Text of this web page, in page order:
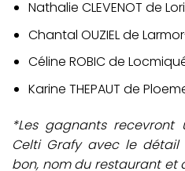
Nathalie CLEVENOT de
Chantal OUZIEL de
Céline ROBIC de
Karine THEPAUT de
*Les gagnants
Celti Grafy avec le
bon, nom du restaurant